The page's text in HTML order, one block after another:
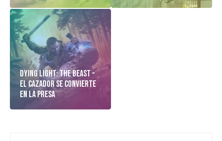
Dying Light: The Beast –
El cazador Se Convierte
En La Presa